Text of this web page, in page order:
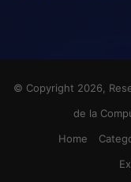
© Copyright 2026,
de la
Home